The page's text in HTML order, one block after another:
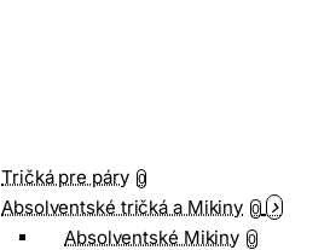
Tričká pre páry 0
Absolventské tričká a Mikiny 0
Absolventské Mikiny 0